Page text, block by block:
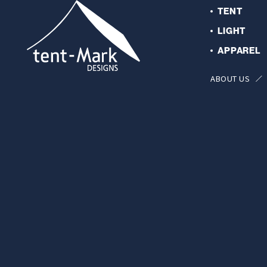
TENT
LIGHT
APPAREL
ABOUT US